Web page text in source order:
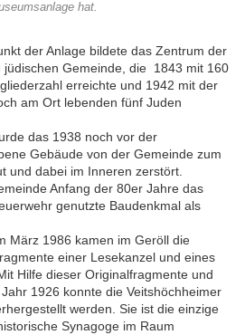
hat.
der Anlage bildete das Zentrum der
jüdischen Gemeinde, die 1843 mit 160
erreichte und 1942 mit der
am Ort lebenden fünf Juden
das 1938 noch vor der
Gebäude von der Gemeinde zum
und dabei im Inneren zerstört.
Anfang der 80er Jahre das
genutzte Baudenkmal als
März 1986 kamen im Geröll die
einer Lesekanzel und eines
Hilfe dieser Originalfragmente und
1926 konnte die Veitshöchheimer
werden. Sie ist die einzige
Synagoge im Raum